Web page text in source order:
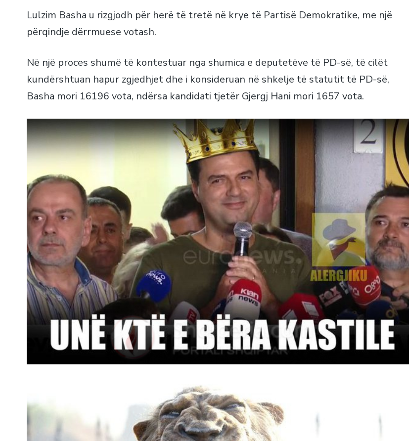
Lulzim Basha u rizgjodh për herë të tretë në krye të Partisë Demokratike, me një
përqindje dërrmuese votash.
Në një proces shumë të kontestuar nga shumica e deputetëve të PD-së, të cilët
kundërshtuan hapur zgjedhjet dhe i konsideruan në shkelje të statutit të PD-së,
Basha mori 16196 vota, ndërsa kandidati tjetër Gjergj Hani mori 1657 vota.